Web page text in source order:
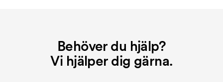
Behöver du hjälp?
Vi hjälper dig gärna.